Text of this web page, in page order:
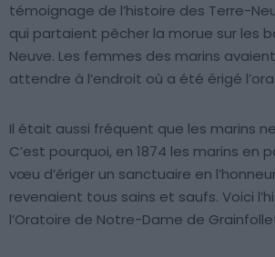
témoignage de l’histoire des Terre-
qui partaient pêcher la morue sur les
Neuve. Les femmes des marins
attendre à l’endroit où a été érigé
Il était aussi fréquent que les marins
C’est pourquoi, en 1874 les marins en
vœu d’ériger un sanctuaire en
revenaient tous sains et saufs. Voici
l’Oratoire de Notre-Dame de